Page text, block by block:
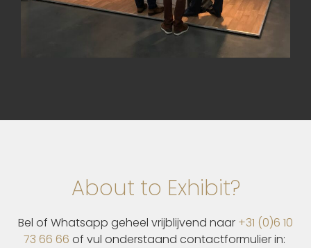
About to Exhibit?
Bel of Whatsapp geheel vrijblijvend naar +31 (0)6 10
73 66 66 of vul onderstaand contactformulier in: